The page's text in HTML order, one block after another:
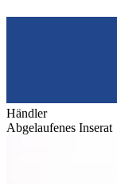
Händler
Abgelaufenes Inserat